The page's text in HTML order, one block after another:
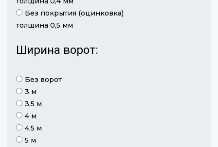
Без покрытия (оцинковка)
толщина 0,5 мм
Ширина ворот:
Без ворот
3 м
3,5 м
4 м
4,5 м
5 м